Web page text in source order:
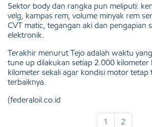
Sektor body dan rangka pun meliputi:
velg, kampas rem, volume minyak rem
CVT matic, tegangan aki dan pengapian
elektronik.
Terakhir menurut Tejo adalah waktu
tune up dilakukan setiap 2.000
kilometer sekali agar kondisi motor tetap
terbaiknya.
(federaloil.co.id
1 2